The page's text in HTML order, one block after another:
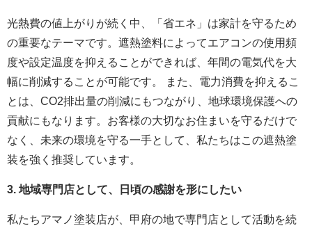
光熱費の値上がりが続く中、「省エネ」は家計を守るため
の重要なテーマです。遮熱塗料によってエアコンの使用頻
度や設定温度を抑えることができれば、年間の電気代を大
幅に削減することが可能です。 また、電力消費を抑えるこ
とは、CO2排出量の削減にもつながり、地球環境保護への
貢献にもなります。お客様の大切なお住まいを守るだけで
なく、未来の環境を守る一手として、私たちはこの遮熱塗
装を強く推奨しています。
3. 地域専門店として、日頃の感謝を形にしたい
私たちアマノ塗装店が、甲府の地で専門店として活動を続